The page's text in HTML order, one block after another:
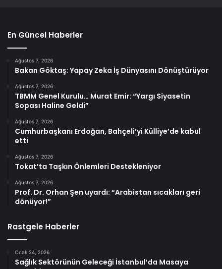
En Güncel Haberler
Ağustos 7, 2026
Bakan Göktaş: Yapay Zeka İş Dünyasını Dönüştürüyor
Ağustos 7, 2026
TBMM Genel Kurulu… Murat Emir: “Yargı Siyasetin
Sopası Haline Geldi”
Ağustos 7, 2026
Cumhurbaşkanı Erdoğan, Bahçeli’yi Külliye’de kabul
etti
Ağustos 7, 2026
Tokat’ta Taşkın Önlemleri Destekleniyor
Ağustos 7, 2026
Prof. Dr. Orhan Şen uyardı: “Arabistan sıcakları geri
dönüyor!”
Rastgele Haberler
Ocak 24, 2026
Sağlık Sektörünün Geleceği İstanbul’da Masaya